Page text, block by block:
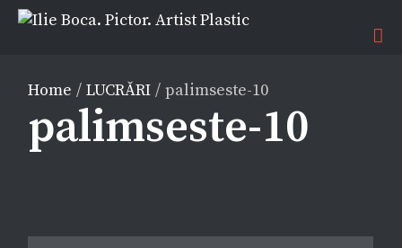
Home / LUCRĂRI / palimseste-10
palimseste-10